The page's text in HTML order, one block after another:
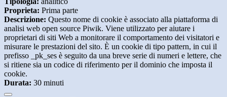
Proprieta: Prima parte
Descrizione: Questo nome di cookie è associato alla piattaforma di
analisi web open source Piwik. Viene utilizzato per aiutare i
proprietari di siti Web a monitorare il comportamento dei visitatori e
misurare le prestazioni del sito. È un cookie di tipo pattern, in cui il
prefisso _pk_ses è seguito da una breve serie di numeri e lettere, che
si ritiene sia un codice di riferimento per il dominio che imposta il
cookie.
Durata: 30 minuti